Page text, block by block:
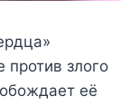
злого
её